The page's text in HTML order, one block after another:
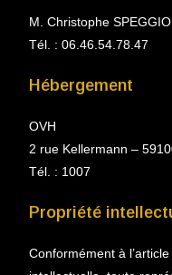
M. Christophe
Tél. : 06.46.54.78.47
Hébergement
OVH
2 rue Kellermann –
Tél. : 1007
Propriété
Conformément à